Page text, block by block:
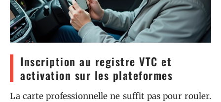
Inscription au registre VTC et
activation sur les plateformes
La carte professionnelle ne suffit pas pour rouler.